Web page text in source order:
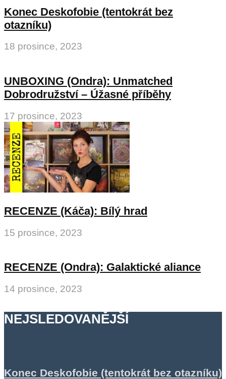
Konec Deskofobie (tentokrát bez
otazníku)
18 prosince, 2023
UNBOXING (Ondra): Unmatched
Dobrodružství – Úžasné příběhy
17 prosince, 2023
RECENZE (Káča): Bílý hrad
15 prosince, 2023
RECENZE (Ondra): Galaktické aliance
14 prosince, 2023
NEJSLEDOVANĚJŠÍ
Konec Deskofobie (tentokrát bez otazníku)